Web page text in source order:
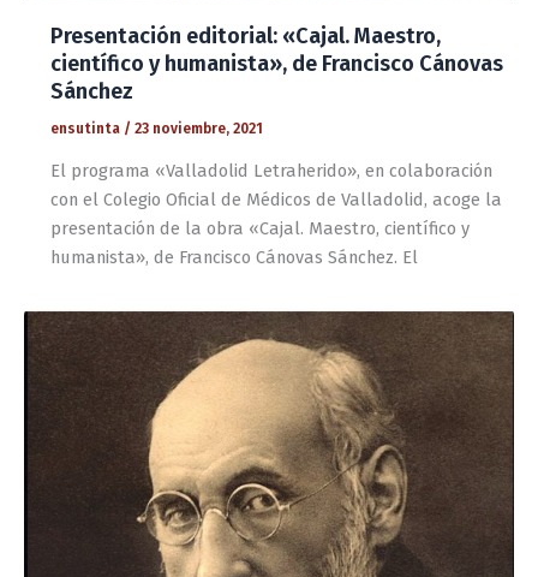
Presentación editorial: «Cajal. Maestro,
científico y humanista», de Francisco Cánovas
Sánchez
ensutinta / 23 noviembre, 2021
El programa «Valladolid Letraherido», en colaboración
con el Colegio Oficial de Médicos de Valladolid, acoge la
presentación de la obra «Cajal. Maestro, científico y
humanista», de Francisco Cánovas Sánchez. El